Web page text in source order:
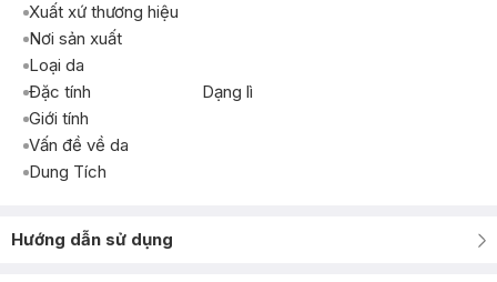
Xuất xứ thương hiệu
Nơi sản xuất
Loại da
Đặc tính
Dạng lì
Giới tính
Vấn đề về da
Dung Tích
Hướng dẫn sử dụng